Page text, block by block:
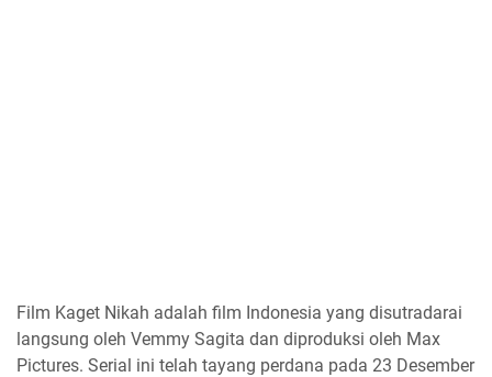
Film Kaget Nikah adalah film Indonesia yang disutradarai
langsung oleh Vemmy Sagita dan diproduksi oleh Max
Pictures. Serial ini telah tayang perdana pada 23 Desember